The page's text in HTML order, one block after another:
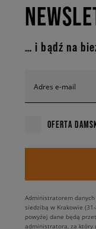
… i bądź na
Adres e-mail
OFERTA
Administratorem
siedzibą w Krakowie
powyżej dane będą
administratora, za który